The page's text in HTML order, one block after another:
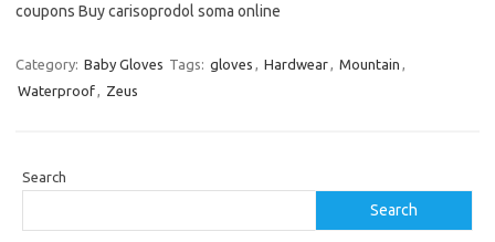
coupons Buy carisoprodol soma online
Category: Baby Gloves Tags: gloves , Hardwear, Mountain ,
Waterproof, Zeus
Search
Search